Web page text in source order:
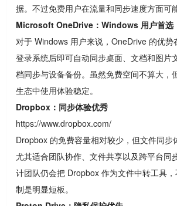
据。不过免费用户在流量和同步速度方面可
Microsoft OneDrive：Windows 用户首选
对于 Windows 用户来说，OneDrive 的优势
登录系统后即可自动同步桌面、文档和图片
档同步与设备备份。虽然免费空间不算大，
生态中使用体验稳定。
Dropbox：同步体验优秀
https://www.dropbox.com/
Dropbox 的免费容量相对较少，但文件同步
尤其适合团队协作、文件共享以及跨平台同
计团队仍会把 Dropbox 作为文件中转工具
制是明显短板。